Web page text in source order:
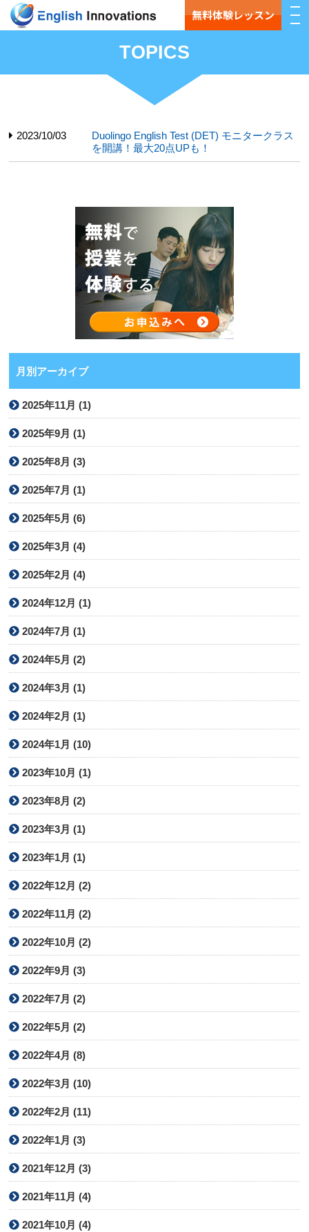
無料体験レッスン
TOPICS
2023/10/03
Duolingo English Test (DET) モニタークラス
を開講！最大20点UPも！
月別アーカイブ
2025年11月 (1)
2025年9月 (1)
2025年8月 (3)
2025年7月 (1)
2025年5月 (6)
2025年3月 (4)
2025年2月 (4)
2024年12月 (1)
2024年7月 (1)
2024年5月 (2)
2024年3月 (1)
2024年2月 (1)
2024年1月 (10)
2023年10月 (1)
2023年8月 (2)
2023年3月 (1)
2023年1月 (1)
2022年12月 (2)
2022年11月 (2)
2022年10月 (2)
2022年9月 (3)
2022年7月 (2)
2022年5月 (2)
2022年4月 (8)
2022年3月 (10)
2022年2月 (11)
2022年1月 (3)
2021年12月 (3)
2021年11月 (4)
2021年10月 (4)